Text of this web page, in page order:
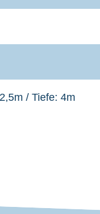
/ Tiefe: 4m